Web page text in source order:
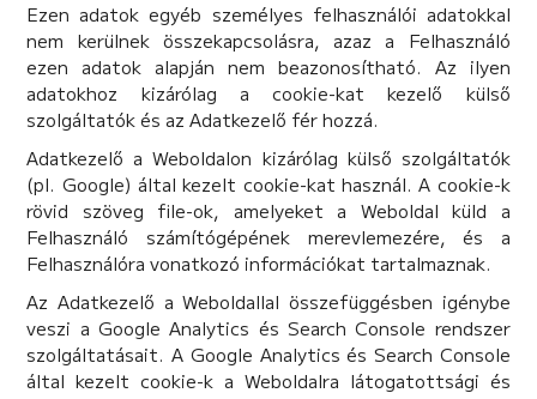
Ezen adatok egyéb személyes felhasználói adatokkal
nem kerülnek összekapcsolásra, azaz a Felhasználó
ezen adatok alapján nem beazonosítható. Az ilyen
adatokhoz kizárólag a cookie-kat kezelő külső
szolgáltatók és az Adatkezelő fér hozzá.
Adatkezelő a Weboldalon kizárólag külső szolgáltatók
(pl. Google) által kezelt cookie-kat használ. A cookie-k
rövid szöveg file-ok, amelyeket a Weboldal küld a
Felhasználó számítógépének merevlemezére, és a
Felhasználóra vonatkozó információkat tartalmaznak.
Az Adatkezelő a Weboldallal összefüggésben igénybe
veszi a Google Analytics és Search Console rendszer
szolgáltatásait. A Google Analytics és Search Console
által kezelt cookie-k a Weboldalra látogatottsági és